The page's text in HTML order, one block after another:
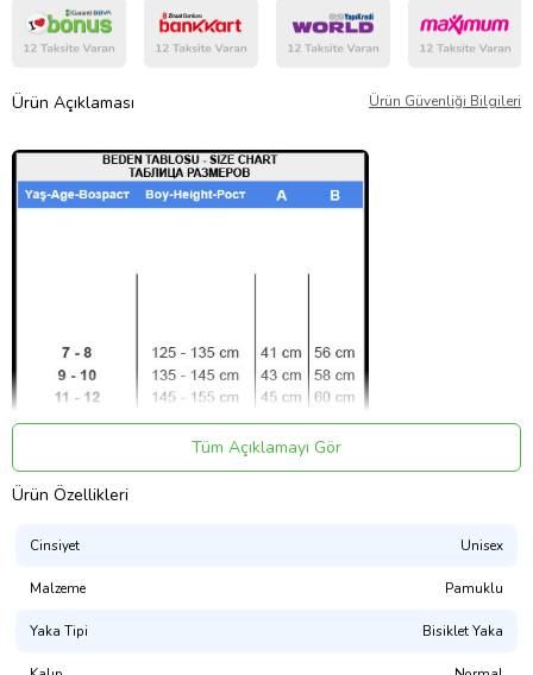
Ürün Açıklaması Ürün Güvenliği Bilgileri
Tüm Açıklamayı Gör
Ürün Özellikleri
Cinsiyet Unisex
Malzeme Pamuklu
Yaka Tipi Bisiklet Yaka